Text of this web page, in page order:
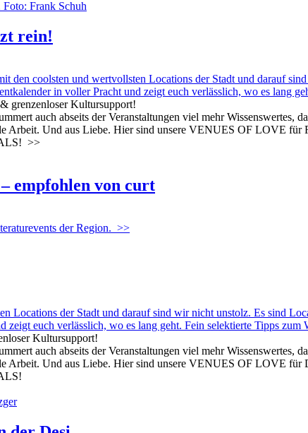
rein!
coolsten und wertvollsten Locations der Stadt und darauf
in voller Pracht und zeigt euch verlässlich, wo es lang
grenzenloser Kultursupport!
auch abseits der Veranstaltungen viel mehr
Arbeit. Und aus Liebe. Hier sind unsere VENUES OF LOVE für
>>
empfohlen von curt
der Region. >>
Locations der Stadt und darauf sind wir nicht unstolz. Es sind
euch verlässlich, wo es lang geht. Fein selektierte Tipps
Kultursupport!
auch abseits der Veranstaltungen viel mehr
Arbeit. Und aus Liebe. Hier sind unsere VENUES OF LOVE für